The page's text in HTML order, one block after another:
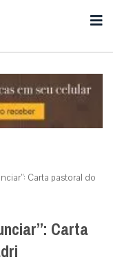
Carta pastoral do
Carta